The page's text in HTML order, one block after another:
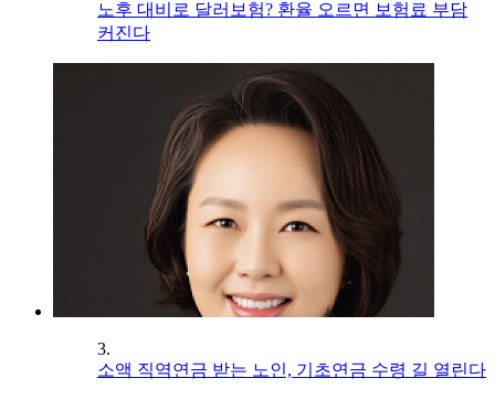
노후 대비로 달러보험? 환율 오르면 보험료 부담
커진다
3.
소액 직역연금 받는 노인, 기초연금 수령 길 열린다